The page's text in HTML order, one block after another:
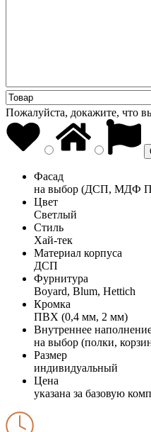
Пожалуйста, докажите, что
Фасад
на выбор (ДСП, МДФ
Цвет
Светлый
Стиль
Хай-тек
Материал корпуса
ДСП
Фурнитура
Boyard, Blum, Hettich
Кромка
ПВХ (0,4 мм, 2 мм)
Внутреннее
на выбор (полки,
Размер
индивидуальный
Цена
указана за базовую